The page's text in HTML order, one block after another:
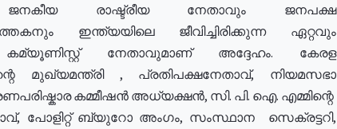
രാഷ്ട്രീയ നേതാവും ജനപക്ഷ
ഇന്ത്യയിലെ ജീവിച്ചിരിക്കുന്ന ഏറ്റവും
കമ്യൂണിസ്റ്റ് നേതാവുമാണ് അദ്ദേഹം. കേരള
മുഖ്യമന്ത്രി , പ്രതിപക്ഷനേതാവ്, നിയമസഭാ
കമ്മീഷൻ അധ്യക്ഷൻ, സി. പി. ഐ. എമ്മിന്റെ
പോളിറ്റ് ബ്യുറോ അംഗം, സംസ്ഥാന സെക്രട്ടറി,